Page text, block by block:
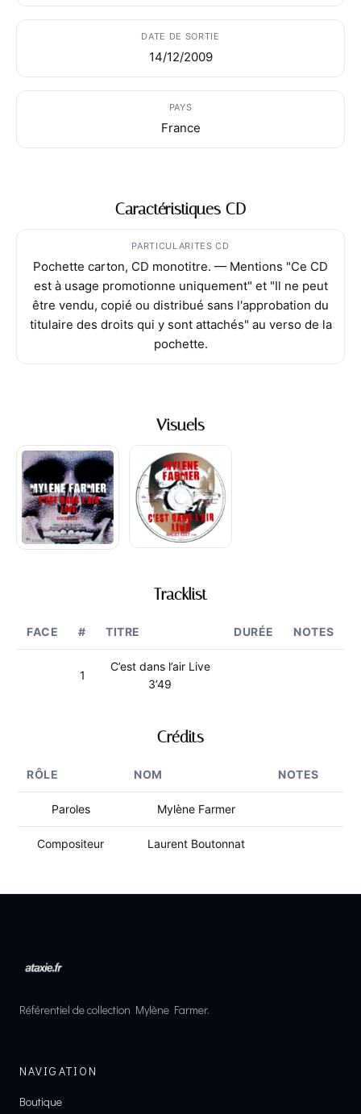
DATE DE SORTIE
14/12/2009
PAYS
France
Caractéristiques CD
PARTICULARITES CD
Pochette carton, CD monotitre. — Mentions "Ce CD
est à usage promotionne uniquement" et "Il ne peut
être vendu, copié ou distribué sans l'approbation du
titulaire des droits qui y sont attachés" au verso de la
pochette.
Visuels
Tracklist
FACE # TITRE DURÉE NOTES
1
C’est dans l’air Live
3’49
Crédits
RÔLE NOM NOTES
Paroles Mylène Farmer
Compositeur Laurent Boutonnat
Référentiel de collection Mylène Farmer.
NAVIGATION
Boutique